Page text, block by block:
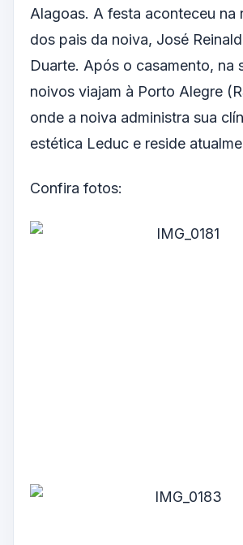
Alagoas. A festa aconteceu na
dos pais da noiva, José
Duarte. Após o casamento, na
noivos viajam à Porto Alegre
onde a noiva administra sua
estética Leduc e reside
Confira fotos: